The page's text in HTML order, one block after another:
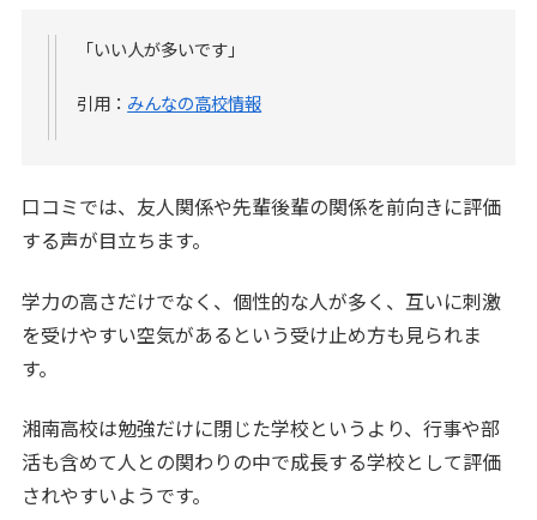
「いい人が多いです」
引用： みんなの高校情報
口コミでは、友人関係や先輩後輩の関係を前向きに評価
する声が目立ちます。
学力の高さだけでなく、個性的な人が多く、互いに刺激
を受けやすい空気があるという受け止め方も見られま
す。
湘南高校は勉強だけに閉じた学校というより、行事や部
活も含めて人との関わりの中で成長する学校として評価
されやすいようです。